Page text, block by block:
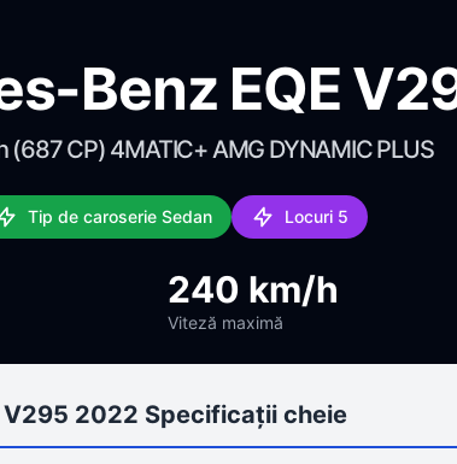
Benz EQE
(687 CP) 4MATIC+ AMG DYNAMIC PLUS
Tip de caroserie Sedan Locuri 5
240 km/h
Viteză maximă
V295 2022 Specificații cheie